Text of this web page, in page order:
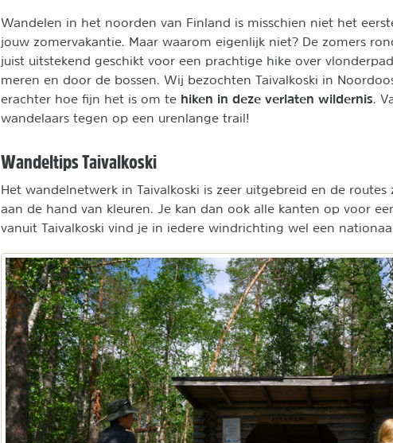
Wandelen in het noorden van Finland is misschien niet het
jouw zomervakantie. Maar waarom eigenlijk niet? De zomers
juist uitstekend geschikt voor een prachtige hike over
meren en door de bossen. Wij bezochten Taivalkoski in
erachter hoe fijn het is om te hiken in deze verlaten wildernis.
wandelaars tegen op een urenlange trail!
Wandeltips Taivalkoski
Het wandelnetwerk in Taivalkoski is zeer uitgebreid en de
aan de hand van kleuren. Je kan dan ook alle kanten op voor
vanuit Taivalkoski vind je in iedere windrichting wel een